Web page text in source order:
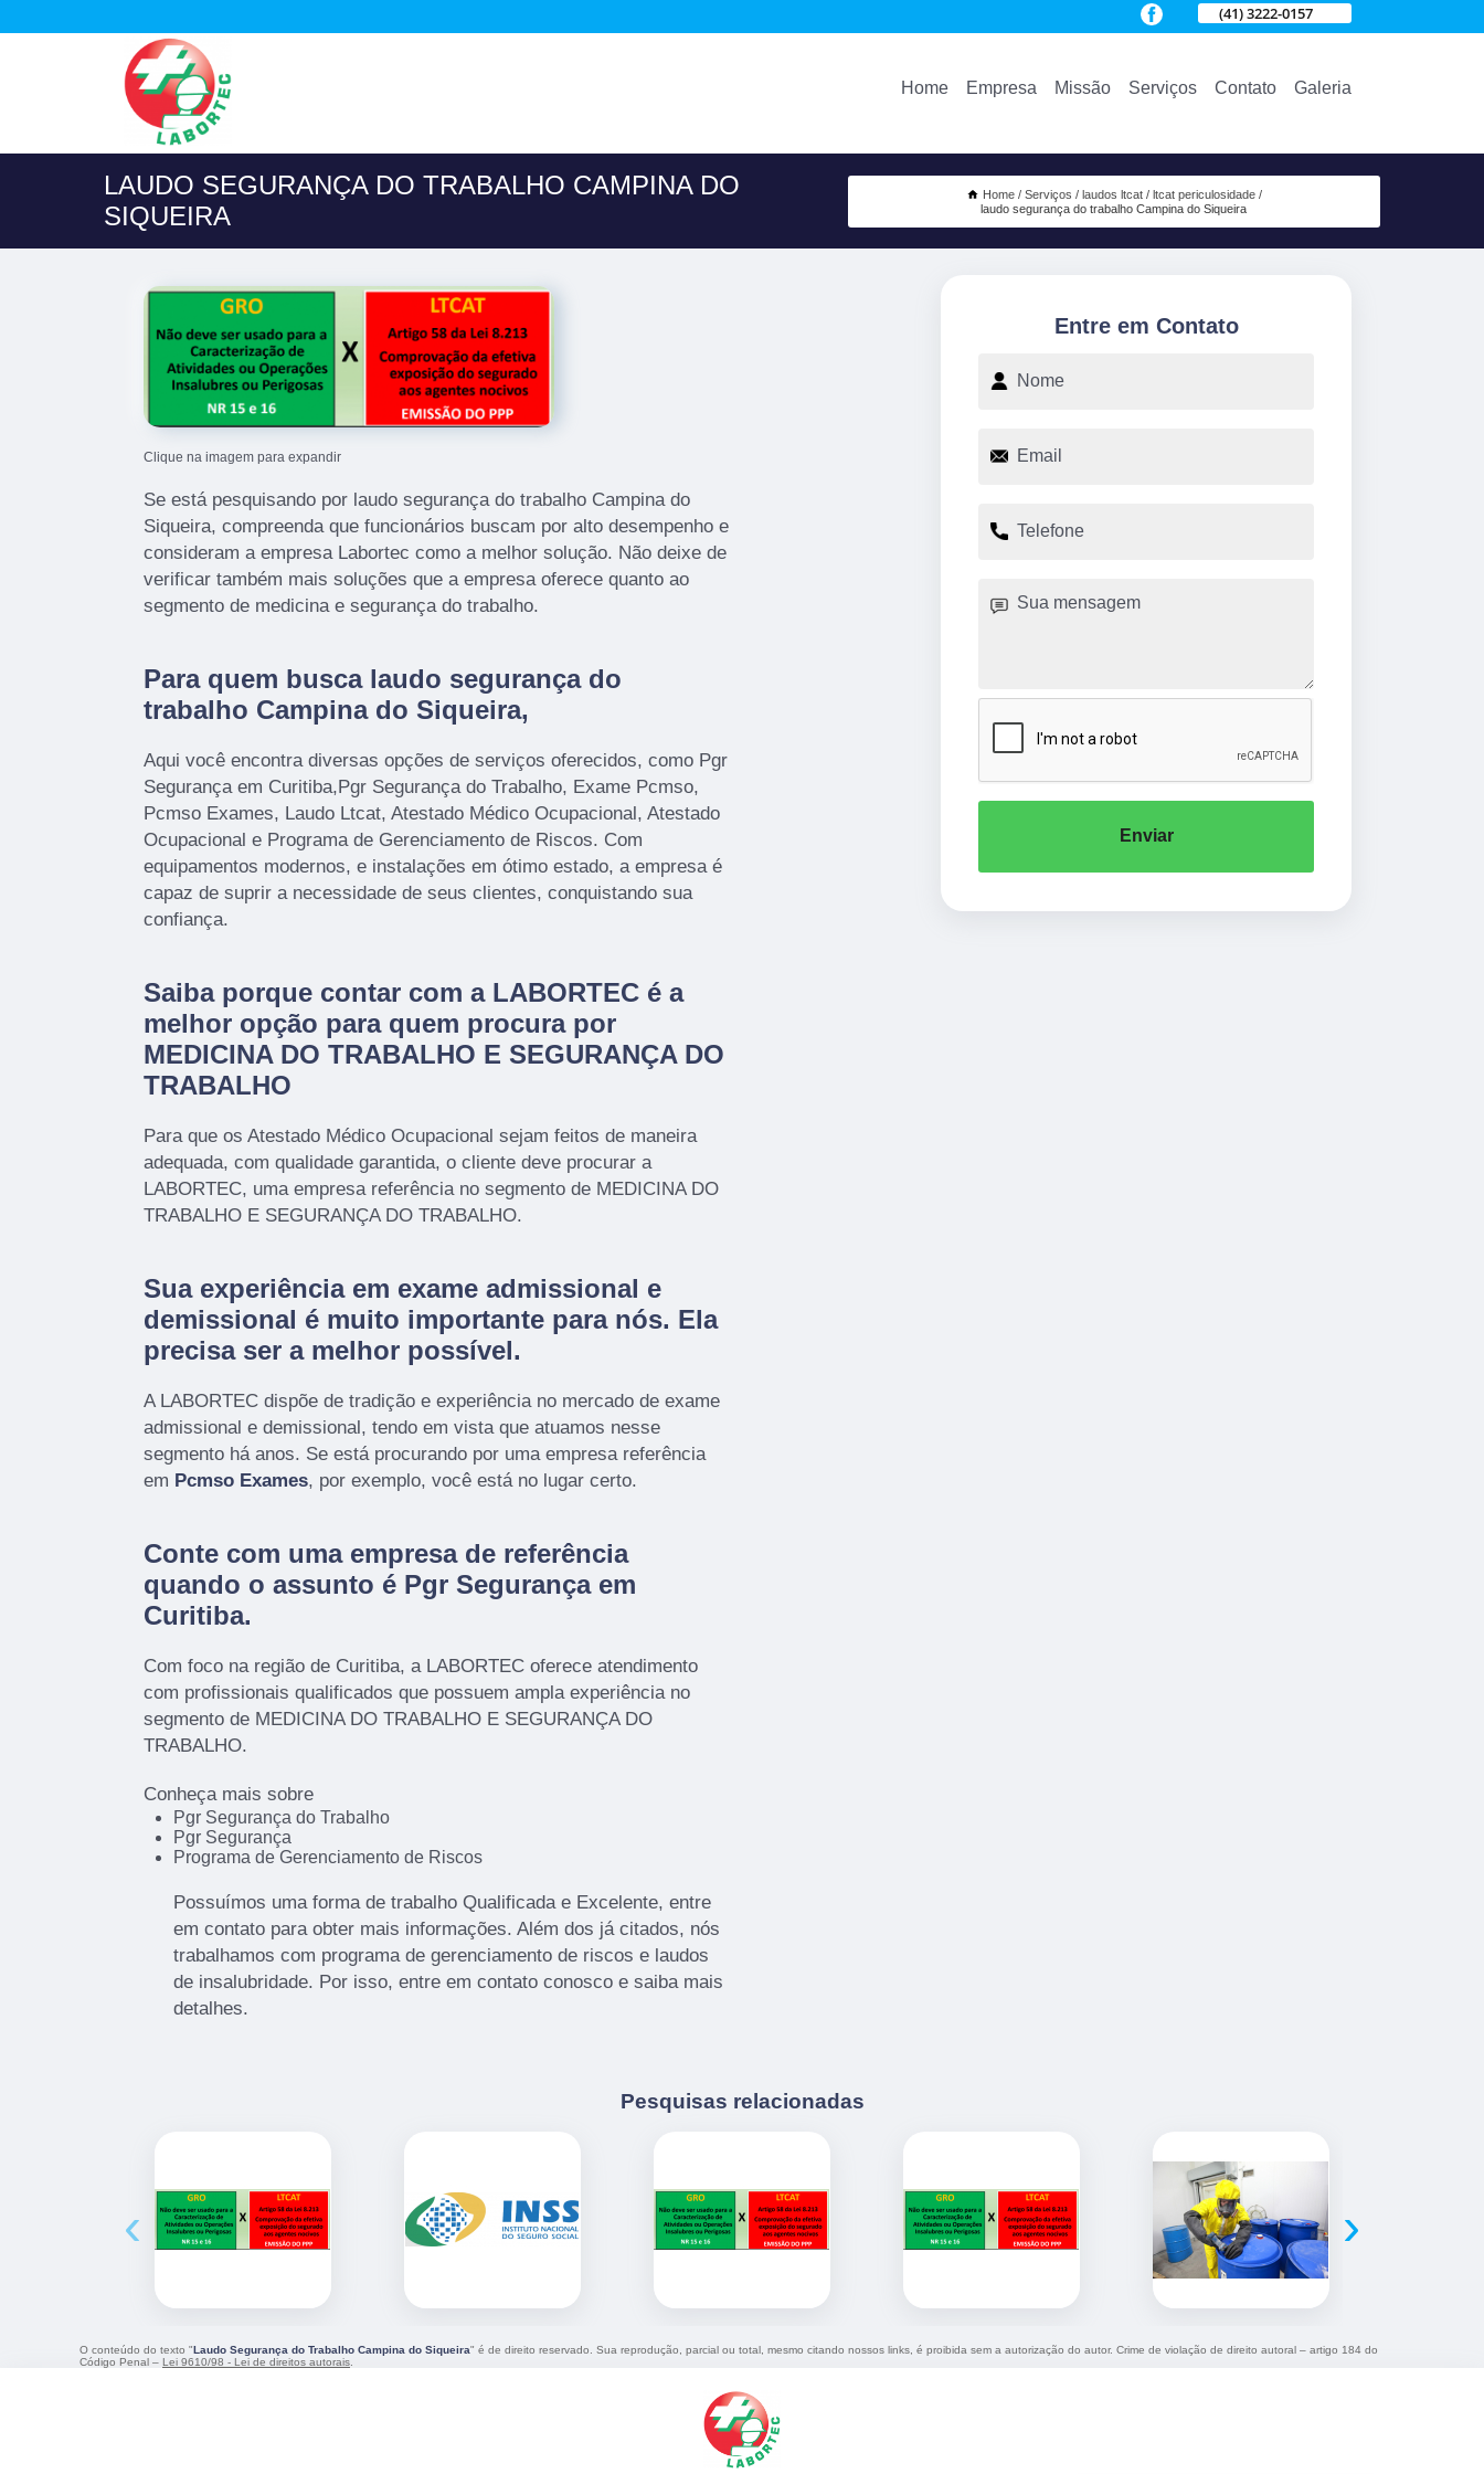
(41) 3222-0157
Home Empresa Missão Serviços Contato Galeria
LAUDO SEGURANÇA DO TRABALHO CAMPINA DO
SIQUEIRA
Home Serviços laudos ltcat
ltcat periculosidade
laudo segurança do trabalho Campina do Siqueira
Clique na imagem para expandir
Se está pesquisando por laudo segurança do trabalho Campina do
Siqueira, compreenda que funcionários buscam por alto desempenho e
consideram a empresa Labortec como a melhor solução. Não deixe de
verificar também mais soluções que a empresa oferece quanto ao
segmento de medicina e segurança do trabalho.
Para quem busca laudo segurança do
trabalho Campina do Siqueira,
Aqui você encontra diversas opções de serviços oferecidos, como Pgr
Segurança em Curitiba,Pgr Segurança do Trabalho, Exame Pcmso,
Pcmso Exames, Laudo Ltcat, Atestado Médico Ocupacional, Atestado
Ocupacional e Programa de Gerenciamento de Riscos. Com
equipamentos modernos, e instalações em ótimo estado, a empresa é
capaz de suprir a necessidade de seus clientes, conquistando sua
confiança.
Saiba porque contar com a LABORTEC é a
melhor opção para quem procura por
MEDICINA DO TRABALHO E SEGURANÇA DO
TRABALHO
Para que os Atestado Médico Ocupacional sejam feitos de maneira
adequada, com qualidade garantida, o cliente deve procurar a
LABORTEC, uma empresa referência no segmento de MEDICINA DO
TRABALHO E SEGURANÇA DO TRABALHO.
Sua experiência em exame admissional e
demissional é muito importante para nós. Ela
precisa ser a melhor possível.
A LABORTEC dispõe de tradição e experiência no mercado de exame
admissional e demissional, tendo em vista que atuamos nesse
segmento há anos. Se está procurando por uma empresa referência
em Pcmso Exames, por exemplo, você está no lugar certo.
Conte com uma empresa de referência
quando o assunto é Pgr Segurança em
Curitiba.
Com foco na região de Curitiba, a LABORTEC oferece atendimento
com profissionais qualificados que possuem ampla experiência no
segmento de MEDICINA DO TRABALHO E SEGURANÇA DO
TRABALHO.
Conheça mais sobre
Pgr Segurança do Trabalho
Pgr Segurança
Programa de Gerenciamento de Riscos
Possuímos uma forma de trabalho Qualificada e Excelente, entre
em contato para obter mais informações. Além dos já citados, nós
trabalhamos com programa de gerenciamento de riscos e laudos
de insalubridade. Por isso, entre em contato conosco e saiba mais
detalhes.
Entre em Contato
Enviar
Pesquisas relacionadas
‹ ›
O conteúdo do texto "Laudo Segurança do Trabalho Campina do Siqueira" é de direito reservado. Sua reprodução, parcial ou total, mesmo citando nossos links, é proibida sem a autorização do autor. Crime de violação de direito autoral – artigo 184 do
Código Penal – Lei 9610/98 - Lei de direitos autorais